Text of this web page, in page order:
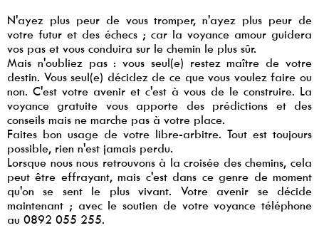
N'ayez plus peur de vous tromper, n'ayez plus peur de
votre futur et des échecs ; car la voyance amour guidera
vos pas et vous conduira sur le chemin le plus sûr.
Mais n'oubliez pas : vous seul(e) restez maître de votre
destin. Vous seul(e) décidez de ce que vous voulez faire ou
non. C'est votre avenir et c'est à vous de le construire. La
voyance gratuite vous apporte des prédictions et des
conseils mais ne marche pas à votre place.
Faites bon usage de votre libre-arbitre. Tout est toujours
possible, rien n'est jamais perdu.
Lorsque nous nous retrouvons à la croisée des chemins, cela
peut être effrayant, mais c'est dans ce genre de moment
qu'on se sent le plus vivant. Votre avenir se décide
maintenant ; avec le soutien de votre voyance téléphone
au 0892 055 255.